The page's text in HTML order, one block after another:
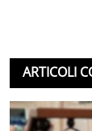
ARTICOLI